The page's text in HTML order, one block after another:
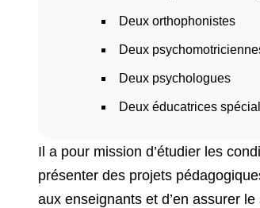
Deux orthophonistes
Deux
Deux psychologues
Deux éducatrices
Il a pour mission d’étudier les
présenter des projets
aux enseignants et d’en assurer le